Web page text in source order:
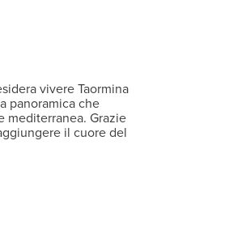
vivere Taormina
panoramica che
mediterranea. Grazie
il cuore del
Fi. Disponibili, con supplemento,